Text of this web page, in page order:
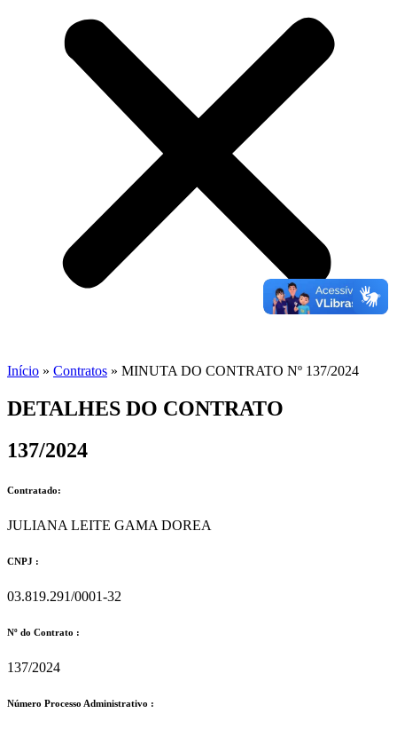
Início » Contratos » MINUTA DO CONTRATO Nº 137/2024
DETALHES DO CONTRATO​
137/2024
Contratado:
JULIANA LEITE GAMA DOREA
CNPJ :
03.819.291/0001-32
Nº do Contrato :
137/2024
Número Processo Administrativo :